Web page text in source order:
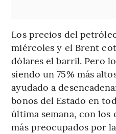
Los precios del
miércoles y el Brent
dólares el barril. Pero
siendo un 75% más
ayudado a
bonos del Estado en
última semana, con los
más preocupados por